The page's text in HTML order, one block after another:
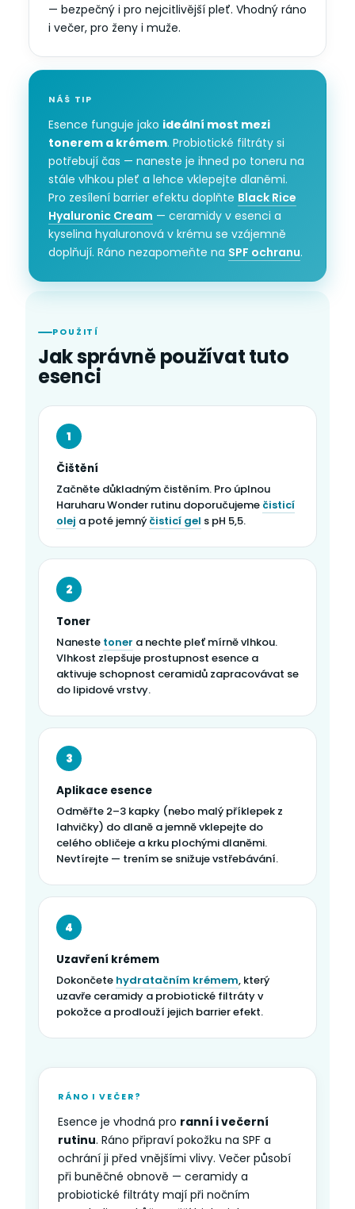
— bezpečný i pro nejcitlivější pleť. Vhodný ráno
i večer, pro ženy i muže.
NÁŠ TIP
Esence funguje jako ideální most mezi
tonerem a krémem. Probiotické filtráty si
potřebují čas — naneste je ihned po toneru na
stále vlhkou pleť a lehce vklepejte dlaněmi.
Pro zesílení barrier efektu doplňte Black Rice
Hyaluronic Cream — ceramidy v esenci a
kyselina hyaluronová v krému se vzájemně
doplňují. Ráno nezapomeňte na SPF ochranu.
POUŽITÍ
Jak správně používat tuto
esenci
1
Čištění
Začněte důkladným čistěním. Pro úplnou
Haruharu Wonder rutinu doporučujeme čisticí
olej a poté jemný čisticí gel s pH 5,5.
2
Toner
Naneste toner a nechte pleť mírně vlhkou.
Vlhkost zlepšuje prostupnost esence a
aktivuje schopnost ceramidů zapracovávat se
do lipidové vrstvy.
3
Aplikace esence
Odměřte 2–3 kapky (nebo malý příklepek z
lahvičky) do dlaně a jemně vklepejte do
celého obličeje a krku plochými dlaněmi.
Nevtírejte — trením se snižuje vstřebávání.
4
Uzavření krémem
Dokončete hydratačním krémem, který
uzavře ceramidy a probiotické filtráty v
pokožce a prodlouží jejich barrier efekt.
RÁNO I VEČER?
Esence je vhodná pro ranní i večerní
rutinu. Ráno připraví pokožku na SPF a
ochrání ji před vnějšími vlivy. Večer působí
při buněčné obnově — ceramidy a
probiotické filtráty mají při nočním